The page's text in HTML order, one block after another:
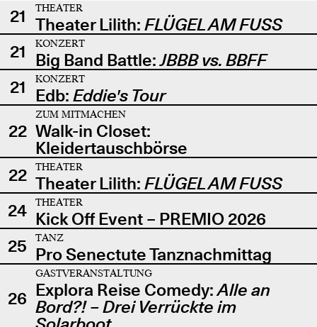
21
THEATER
Theater Lilith: FLÜGEL AM FUSS
21
KONZERT
Big Band Battle:JBBB vs. BBFF
21
KONZERT
Edb: Eddie's Tour
22
ZUM MITMACHEN
Walk-in Closet:
Kleidertauschbörse
22
THEATER
Theater Lilith: FLÜGEL AM FUSS
24
THEATER
Kick Off Event – PREMIO 2026
25
TANZ
Pro Senectute Tanznachmittag
26
GASTVERANSTALTUNG
Explora Reise Comedy:Alle an
Bord?! – Drei Verrückte im